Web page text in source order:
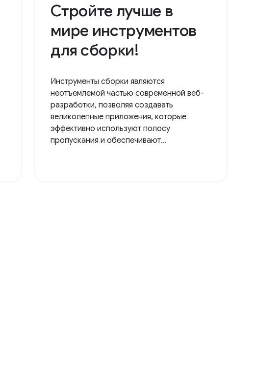
Стройте лучше в
мире инструментов
для сборки!
Инструменты сборки являются
неотъемлемой частью современной веб-
разработки, позволяя создавать
великолепные приложения, которые
эффективно используют полосу
пропускания и обеспечивают...